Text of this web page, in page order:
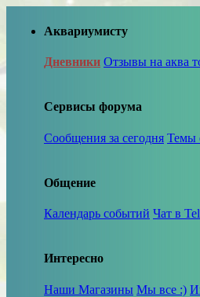
Аквариумисту
Дневники Отзывы на аква
Сервисы форума
Сообщения за сегодня Темы
Общение
Календарь событий Чат в
Интересно
Наши Магазины Мы все :)